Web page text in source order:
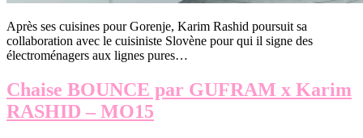
Après ses cuisines pour Gorenje, Karim Rashid poursuit sa
collaboration avec le cuisiniste Slovène pour qui il signe des
électroménagers aux lignes pures…
Chaise BOUNCE par GUFRAM x Karim
RASHID – MO15